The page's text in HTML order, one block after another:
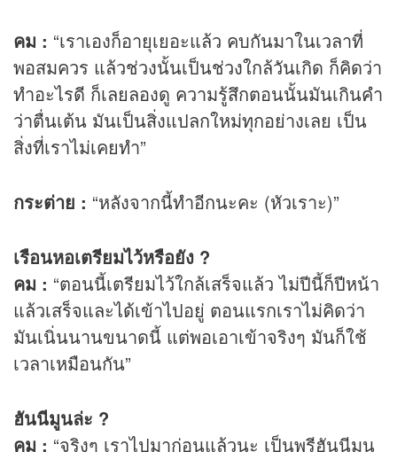
คม : “เราเองก็อายุเยอะแล้ว คบกันมาในเวลาที่
พอสมควร แล้วช่วงนั้นเป็นช่วงใกล้วันเกิด ก็คิดว่า
ทำอะไรดี ก็เลยลองดู ความรู้สึกตอนนั้นมันเกินคำ
ว่าตื่นเต้น มันเป็นสิ่งแปลกใหม่ทุกอย่างเลย เป็น
สิ่งที่เราไม่เคยทำ”
กระต่าย : “หลังจากนี้ทำอีกนะคะ (หัวเราะ)”
เรือนหอเตรียมไว้หรือยัง ?
คม : “ตอนนี้เตรียมไว้ใกล้เสร็จแล้ว ไม่ปีนี้ก็ปีหน้า
แล้วเสร็จและได้เข้าไปอยู่ ตอนแรกเราไม่คิดว่า
มันเนิ่นนานขนาดนี้ แต่พอเอาเข้าจริงๆ มันก็ใช้
เวลาเหมือนกัน”
ฮันนีมูนล่ะ ?
คม : “จริงๆ เราไปมาก่อนแล้วนะ เป็นพรีฮันนีมูน